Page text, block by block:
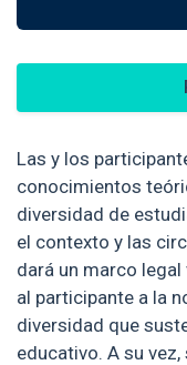
Las y los
conocimientos
diversidad de
el contexto y las
dará un marco
al participante a la
diversidad que
educativo. A su